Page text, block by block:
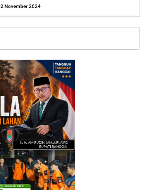
2 November 2024